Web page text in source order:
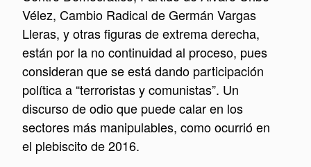
Vélez, Cambio Radical de Germán Vargas
Lleras, y otras figuras de extrema derecha,
están por la no continuidad al proceso, pues
consideran que se está dando participación
política a “terroristas y comunistas”. Un
discurso de odio que puede calar en los
sectores más manipulables, como ocurrió en
el plebiscito de 2016.